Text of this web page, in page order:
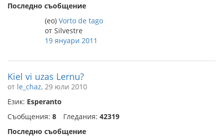
Последно съобщение
(eo) Vorto de tago
от Silvestre
19 януари 2011
Kiel vi uzas Lernu?
от le_chaz, 29 юли 2010
Език: Esperanto
Съобщения: 8 Гледания: 42319
Последно съобщение